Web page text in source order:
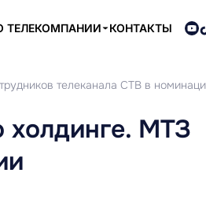
ТЕЛЕКОМПАНИИ КОНТАКТЫ
телеканала СТВ в
холдинге. МТЗ